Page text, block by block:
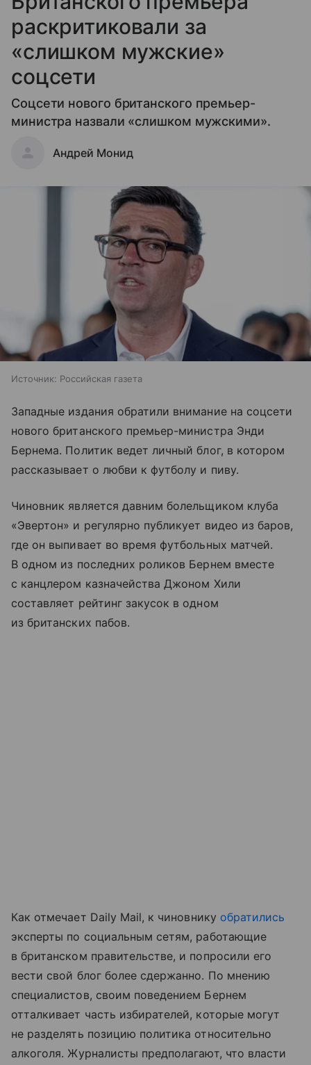
раскритиковали за
«слишком мужские»
соцсети
Соцсети нового британского премьер-
министра назвали «слишком мужскими».
Андрей Монид
Источник: Российская газета
Западные издания обратили внимание на соцсети
нового британского премьер-министра Энди
Бернема. Политик ведет личный блог, в котором
рассказывает о любви к футболу и пиву.
Чиновник является давним болельщиком клуба
«Эвертон» и регулярно публикует видео из баров,
где он выпивает во время футбольных матчей.
В одном из последних роликов Бернем вместе
с канцлером казначейства Джоном Хили
составляет рейтинг закусок в одном
из британских пабов.
Как отмечает Daily Mail, к чиновнику обратились
эксперты по социальным сетям, работающие
в британском правительстве, и попросили его
вести свой блог более сдержанно. По мнению
специалистов, своим поведением Бернем
отталкивает часть избирателей, которые могут
не разделять позицию политика относительно
алкоголя. Журналисты предполагают, что власти